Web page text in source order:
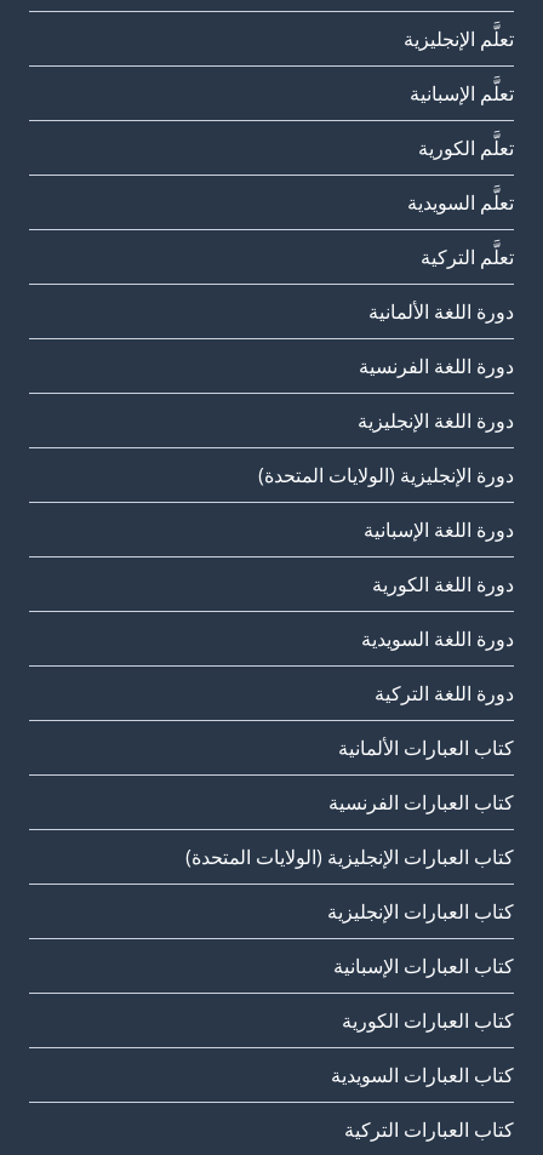
تعلَّم الإنجليزية
تعلَّم الإسبانية
تعلَّم الكورية
تعلَّم السويدية
تعلَّم التركية
دورة اللغة الألمانية
دورة اللغة الفرنسية
دورة اللغة الإنجليزية
دورة الإنجليزية (الولايات المتحدة)
دورة اللغة الإسبانية
دورة اللغة الكورية
دورة اللغة السويدية
دورة اللغة التركية
كتاب العبارات الألمانية
كتاب العبارات الفرنسية
كتاب العبارات الإنجليزية (الولايات المتحدة)
كتاب العبارات الإنجليزية
كتاب العبارات الإسبانية
كتاب العبارات الكورية
كتاب العبارات السويدية
كتاب العبارات التركية